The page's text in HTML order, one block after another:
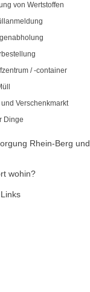
von Wertstoffen
/ -container
Verschenkmarkt
Dinge
Rhein-Berg und
wohin?